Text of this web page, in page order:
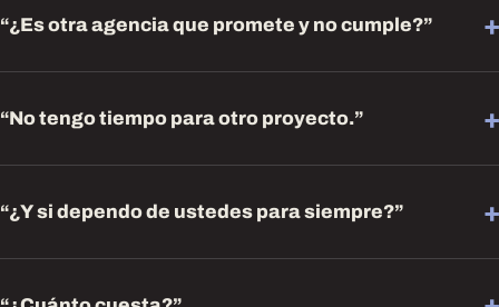
“¿Es otra agencia que promete y no cumple?” +
“No tengo tiempo para otro proyecto.” +
“¿Y si dependo de ustedes para siempre?” +